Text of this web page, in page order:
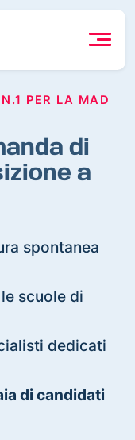
PER LA MAD
di
a
spontanea
scuole di
dedicati
di candidati